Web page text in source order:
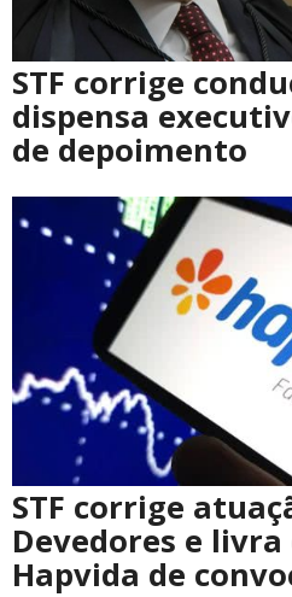
STF corrige
dispensa
de depoimento
STF corrige
Devedores e
Hapvida de